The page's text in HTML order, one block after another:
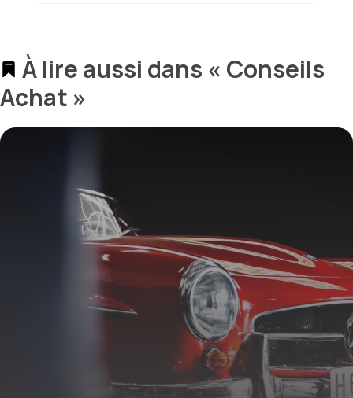
À lire aussi dans « Conseils
Achat »